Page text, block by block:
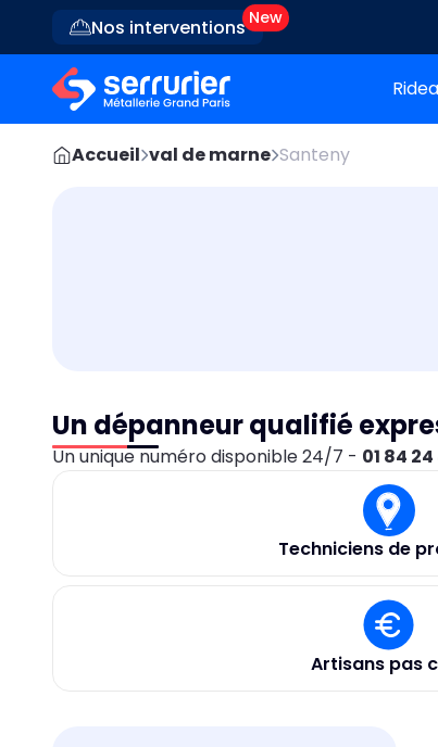
Nos interventions
Accueil val de marne Santeny
Un dépanneur qualifié
Un unique numéro disponible 24/7 - 01 84
Techniciens de
Artisans pas